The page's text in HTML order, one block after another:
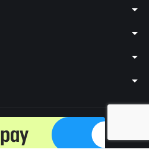
arrow_drop_down
arrow_drop_down
arrow_drop_down
arrow_drop_down